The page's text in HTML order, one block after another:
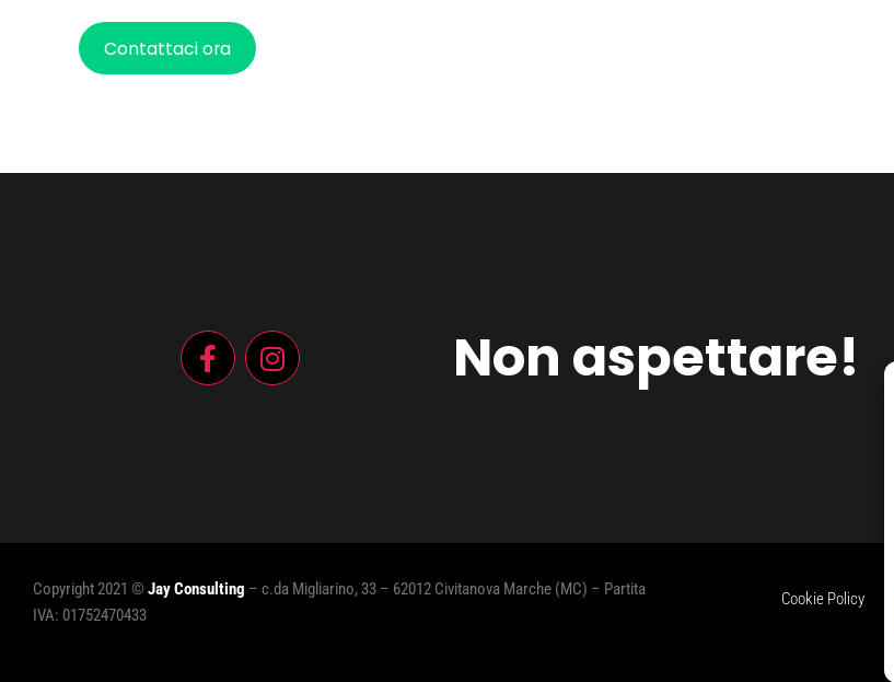
Contattaci ora
Non aspettare!
Copyright 2021 © Jay Consulting – c.da Migliarino, 33 – 62012 Civitanova Marche (MC) – Partita
IVA: 01752470433
Cookie Policy